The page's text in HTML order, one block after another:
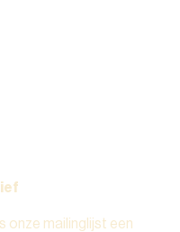
onze mailinglijst een